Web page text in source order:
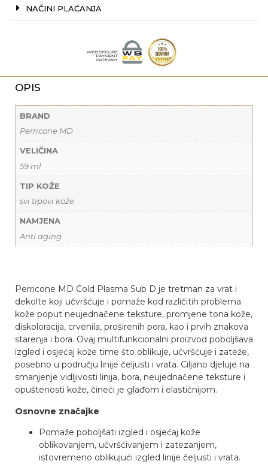
NAČINI PLAĆANJA
OPIS
BRAND
Perricone MD
VELIČINA
59 ml
TIP KOŽE
svi tipovi kože
NAMJENA
Anti aging
Perricone MD Cold Plasma Sub D je tretman za vrat i
dekolte koji učvršćuje i pomaže kod različitih problema
kože poput neujednačene teksture, promjene tona kože,
diskoloracija, crvenila, proširenih pora, kao i prvih znakova
starenja i bora. Ovaj multifunkcionalni proizvod poboljšava
izgled i osjećaj kože time što oblikuje, učvršćuje i zateže,
posebno u području linije čeljusti i vrata. Ciljano djeluje na
smanjenje vidljivosti linija, bora, neujednačene teksture i
opuštenosti kože, čineći je glađom i elastičnijom.
Osnovne značajke
Pomaže poboljšati izgled i osjećaj kože
oblikovanjem, učvršćivanjem i zatezanjem,
istovremeno oblikujući izgled linije čeljusti i vrata.